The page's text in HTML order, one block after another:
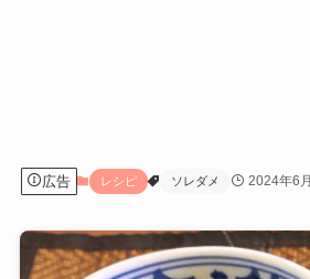
広告 レシピ ソレダメ 2024年6